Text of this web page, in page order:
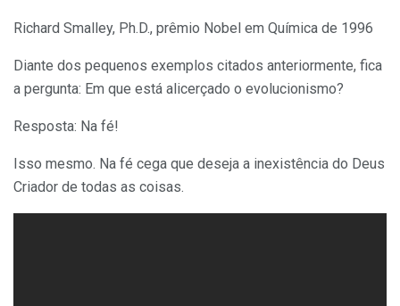
Richard Smalley, Ph.D., prêmio Nobel em Química de 1996
Diante dos pequenos exemplos citados anteriormente, fica
a pergunta: Em que está alicerçado o evolucionismo?
Resposta: Na fé!
Isso mesmo. Na fé cega que deseja a inexistência do Deus
Criador de todas as coisas.